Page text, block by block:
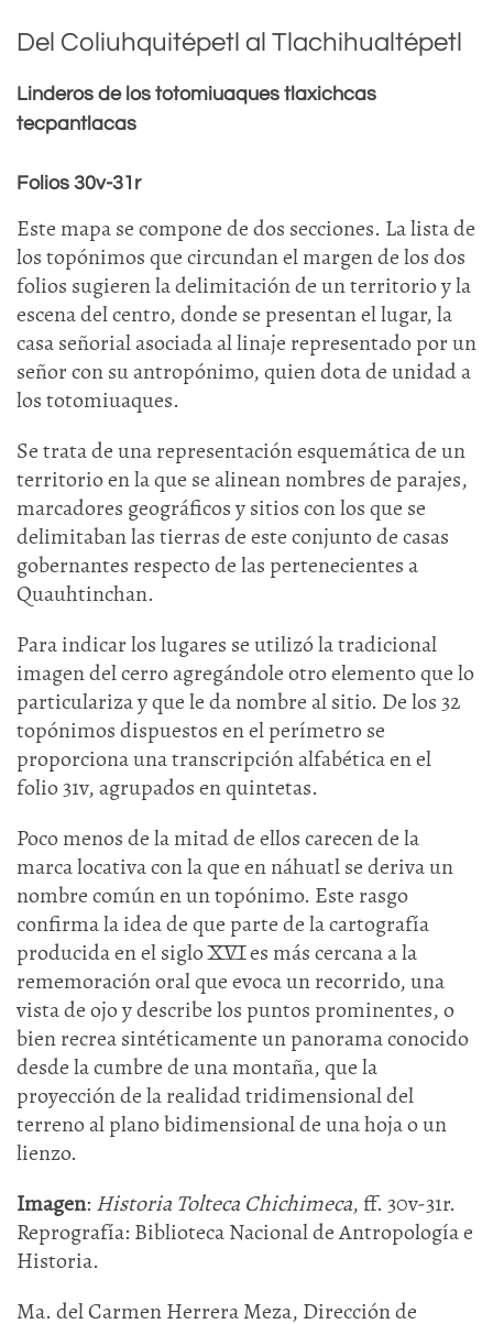
Del Coliuhquitépetl al Tlachihualtépetl
Linderos de los totomiuaques tlaxichcas
tecpantlacas
Folios 30v-31r
Este mapa se compone de dos secciones. La lista de
los topónimos que circundan el margen de los dos
folios sugieren la delimitación de un territorio y la
escena del centro, donde se presentan el lugar, la
casa señorial asociada al linaje representado por un
señor con su antropónimo, quien dota de unidad a
los totomiuaques.
Se trata de una representación esquemática de un
territorio en la que se alinean nombres de parajes,
marcadores geográficos y sitios con los que se
delimitaban las tierras de este conjunto de casas
gobernantes respecto de las pertenecientes a
Quauhtinchan.
Para indicar los lugares se utilizó la tradicional
imagen del cerro agregándole otro elemento que lo
particulariza y que le da nombre al sitio. De los 32
topónimos dispuestos en el perímetro se
proporciona una transcripción alfabética en el
folio 31v, agrupados en quintetas.
Poco menos de la mitad de ellos carecen de la
marca locativa con la que en náhuatl se deriva un
nombre común en un topónimo. Este rasgo
confirma la idea de que parte de la cartografía
producida en el siglo XVI es más cercana a la
rememoración oral que evoca un recorrido, una
vista de ojo y describe los puntos prominentes, o
bien recrea sintéticamente un panorama conocido
desde la cumbre de una montaña, que la
proyección de la realidad tridimensional del
terreno al plano bidimensional de una hoja o un
lienzo.
Imagen: Historia Tolteca Chichimeca, ff. 30v-31r.
Reprografía: Biblioteca Nacional de Antropología e
Historia.
Ma. del Carmen Herrera Meza, Dirección de